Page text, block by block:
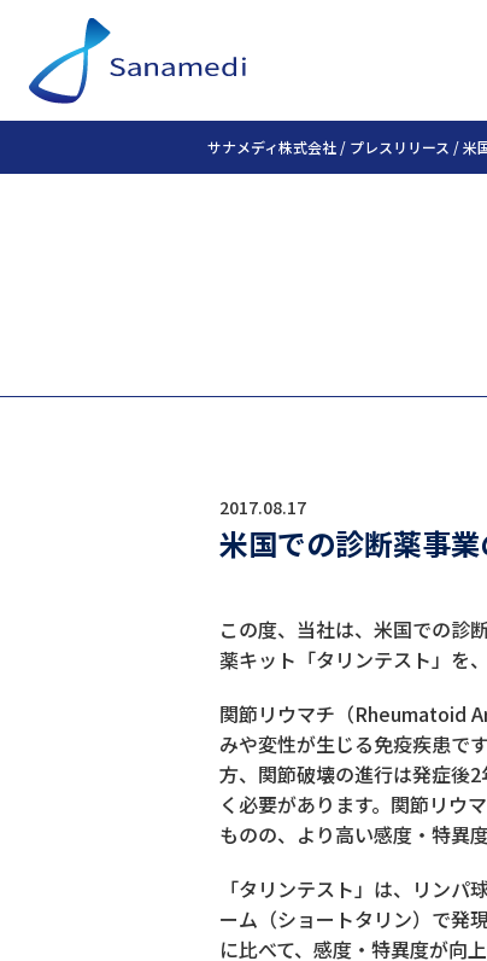
サナメディ株式会社 / プレスリリース /米
2017.08.17
米国での診断薬事
この度、当社は、米国での診
薬キット「タリンテスト」を
関節リウマチ（Rheumatoid
みや変性が生じる免疫疾患で
方、関節破壊の進行は発症後
く必要があります。関節リウ
ものの、より高い感度・特異
「タリンテスト」は、リン
ーム（ショートタリン）で発
に比べて、感度・特異度が向